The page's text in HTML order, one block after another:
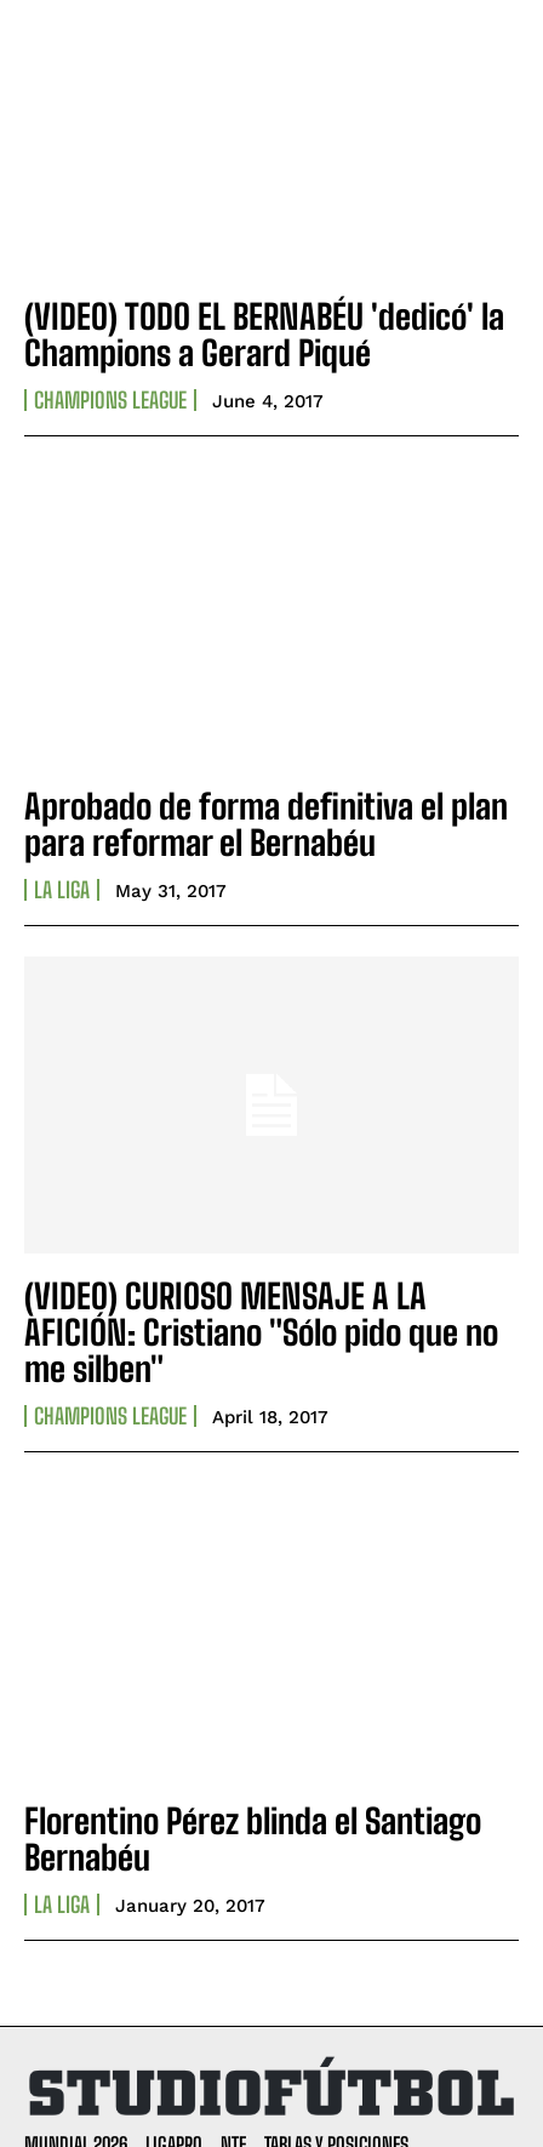
(VIDEO) TODO EL BERNABÉU 'dedicó' la
Champions a Gerard Piqué
CHAMPIONS LEAGUE June 4, 2017
Aprobado de forma definitiva el plan
para reformar el Bernabéu
LA LIGA May 31, 2017
(VIDEO) CURIOSO MENSAJE A LA
AFICIÓN: Cristiano "Sólo pido que no
me silben"
CHAMPIONS LEAGUE April 18, 2017
Florentino Pérez blinda el Santiago
Bernabéu
LA LIGA January 20, 2017